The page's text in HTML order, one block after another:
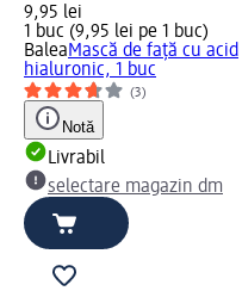
9,95 lei
1 buc (9,95 lei pe 1 buc)
BaleaMască de față cu acid
hialuronic, 1 buc
(3)
Notă
Livrabil
selectare magazin dm